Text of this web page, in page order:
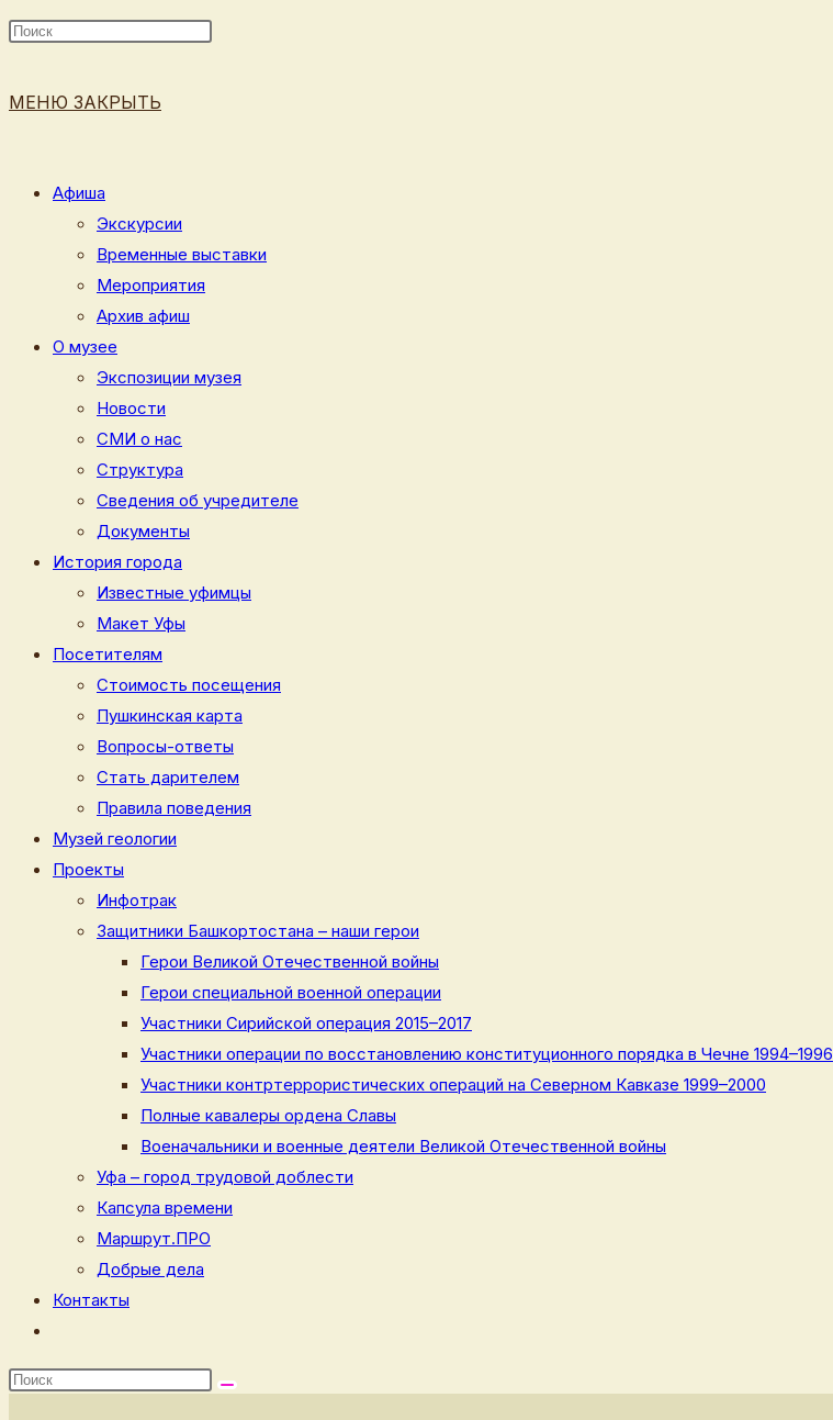
ВЕБ-
МЕНЮ ЗАКРЫТЬ
Афиша
Экскурсии
Временные выставки
Мероприятия
Архив афиш
О музее
Экспозиции музея
Новости
СМИ о нас
Структура
Сведения об учредителе
Документы
История города
Известные уфимцы
Макет Уфы
Посетителям
Стоимость посещения
Пушкинская карта
Вопросы-ответы
Стать дарителем
Правила поведения
Музей геологии
Проекты
Инфотрак
Защитники Башкортостана – наши герои
Герои Великой Отечественной войны
Герои специальной военной операции
Участники Сирийской операция 2015–2017
Участники операции по восстановлению конституционного порядка в Чечне 1994–1996
Участники контртеррористических операций на Северном Кавказе 1999–2000
Полные кавалеры ордена Славы
Военачальники и военные деятели Великой Отечественной войны
Уфа – город трудовой доблести
Капсула времени
Маршрут.ПРО
Добрые дела
Контакты
по